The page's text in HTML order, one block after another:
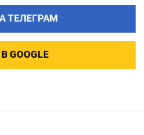
ТЕЛЕГРАМ
GOOGLE